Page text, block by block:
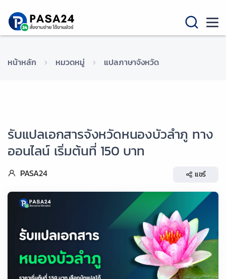
หน้าหลัก หมวดหมู่ แปลภาษาจังหวัด
รับแปลเอกสารจังหวัดหนองบัวลำภู ทาง
ออนไลน์ เริ่มต้นที่ 150 บาท
PASA24 แชร์